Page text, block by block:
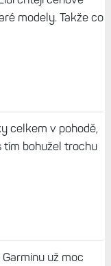
modely. Takže co
celkem v pohodě,
tím bohužel trochu
už moc